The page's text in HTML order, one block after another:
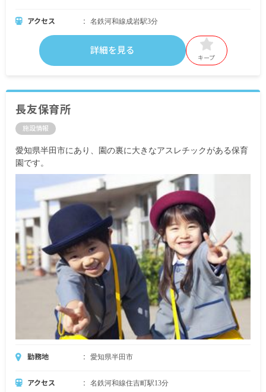
アクセス 名鉄河和線成岩駅3分
詳細を見る
キープ
長友保育所
施設情報
愛知県半田市にあり、園の裏に大きなアスレチックがある保育
園です。
勤務地 愛知県半田市
アクセス 名鉄河和線住吉町駅13分